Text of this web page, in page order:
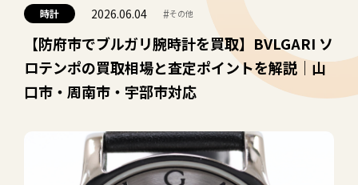
時計 2026.06.04 #その他
【防府市でブルガリ腕時計を買取】BVLGARI ソ
ロテンポの買取相場と査定ポイントを解説｜山
口市・周南市・宇部市対応